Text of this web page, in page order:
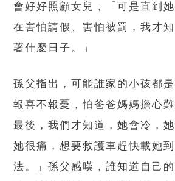
會好好照顧女兒，「可是直到
在害怕請假、害怕被罰，我才
著什麼日子。」
孫父指出，可能誰家的小孩都
報喜不報憂，怕爸爸媽媽擔心
最後，我們才知道，她會冷，
她很痛，想要救護車趕快載她
法。」孫父感嘆，誰知道自己